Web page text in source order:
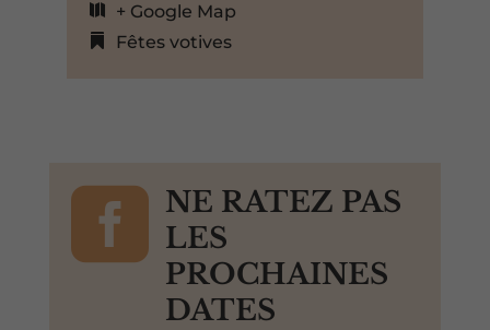
+ Google Map
Fêtes votives

NE RATEZ PAS
LES
PROCHAINES
DATES